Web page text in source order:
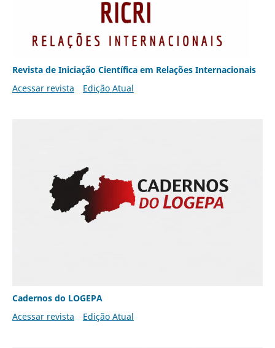
Revista de Iniciação Científica em Relações Internacionais
Acessar revista
Edição Atual
Cadernos do LOGEPA
Acessar revista
Edição Atual